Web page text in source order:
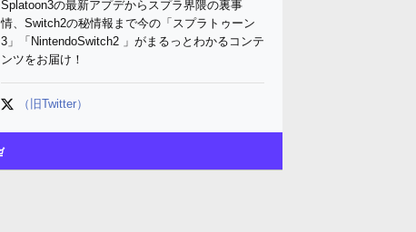
Splatoon3の最新アプデからスプラ界隈の裏事
情、Switch2の秘情報まで今の「スプラトゥーン
3」「NintendoSwitch2 」がまるっとわかるコンテ
ンツをお届け！
（旧Twitter）